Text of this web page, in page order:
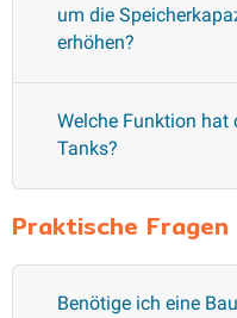
um die
erhöhen?
Welche Funktion hat
Tanks?
Praktische Fragen
Benötige ich eine